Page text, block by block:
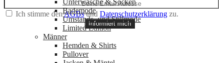
Ich stimme denAGBsund Datenschutzerklärung zu.
Informiert mich
Bademode
Umstands- und Stillmode
Limited Edition
Männer
Hemden & Shirts
Pullover